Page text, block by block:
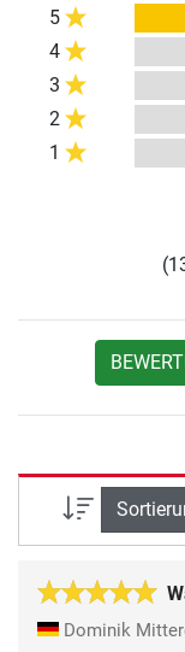
5
4
3
2
1
Dominik